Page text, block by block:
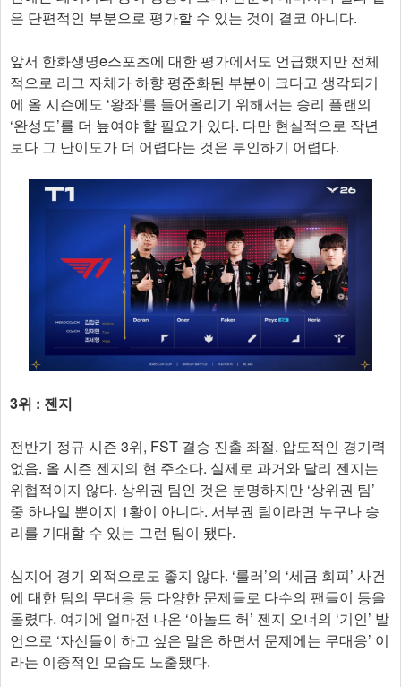
은 단편적인 부분으로 평가할 수 있는 것이 결코 아니다.
앞서 한화생명e스포츠에 대한 평가에서도 언급했지만 전체
적으로 리그 자체가 하향 평준화된 부분이 크다고 생각되기
에 올 시즌에도 ‘왕좌’를 들어올리기 위해서는 승리 플랜의
‘완성도’를 더 눂여야 할 필요가 있다. 다만 현실적으로 작년
보다 그 난이도가 더 어렵다는 것은 부인하기 어렵다.
3위 : 젠지
전반기 정규 시즌 3위, FST 결승 진출 좌절. 압도적인 경기력
없음. 올 시즌 젠지의 현 주소다. 실제로 과거와 달리 젠지는
위협적이지 않다. 상위권 팀인 것은 분명하지만 ‘상위권 팀’
중 하나일 뿐이지 1황이 아니다. 서부권 팀이라면 누구나 승
리를 기대할 수 있는 그런 팀이 됐다.
심지어 경기 외적으로도 좋지 않다. ‘룰러’의 ‘세금 회피’ 사건
에 대한 팀의 무대응 등 다양한 문제들로 다수의 팬들이 등을
돌렸다. 여기에 얼마전 나온 ‘아놀드 허’ 젠지 오너의 ‘기인’ 발
언으로 ‘자신들이 하고 싶은 말은 하면서 문제에는 무대응’ 이
라는 이중적인 모습도 노출됐다.